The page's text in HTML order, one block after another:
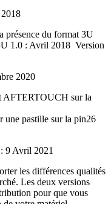
présence du format 3U
1.0 : Avril 2018 Version
2020
sur la
une pastille sur la pin26
9 Avril 2021
les différences qualités
Les deux versions
pour que vous